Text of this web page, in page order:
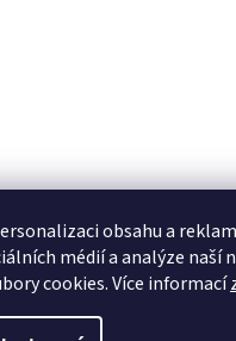
obsahu a
médií a analýze naší
cookies. Více informací
Také